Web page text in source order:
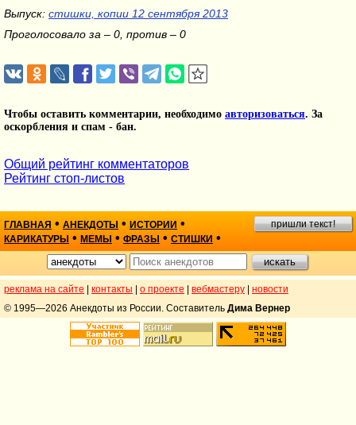
Выпуск: стишки, копии 12 сентября 2013
Проголосовало за – 0, против – 0
Чтобы оставить комментарии, необходимо авторизоваться. За
оскорбления и спам - бан.
Общий рейтинг комментаторов
Рейтинг стоп-листов
ГЛАВНАЯ • АНЕКДОТЫ • ИСТОРИИ •
КАРИКАТУРЫ • МЕМЫ • ФРАЗЫ • СТИШКИ •
пришли текст!
реклама на сайте контакты о проекте вебмастеру
новости
© 1995—2026 Анекдоты из России. Составитель Дима Вернер